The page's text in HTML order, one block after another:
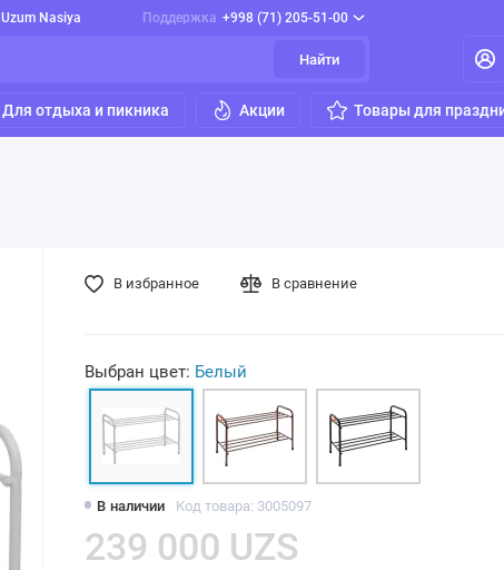
Uzum Nasiya Поддержка +998 (71) 205-51-00
Найти
Для отдыха и пикника Акции Товары для
В наличии Код товара: 3005097
239 000 UZS
В избранное В сравнение
Выбран цвет: Белый